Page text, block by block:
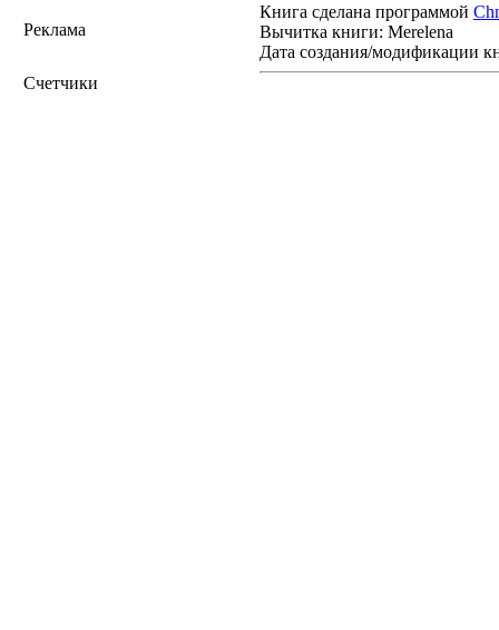
Реклама
Счетчики
Книга сделана программой
Вычитка книги: Merelena
Дата создания/модификации